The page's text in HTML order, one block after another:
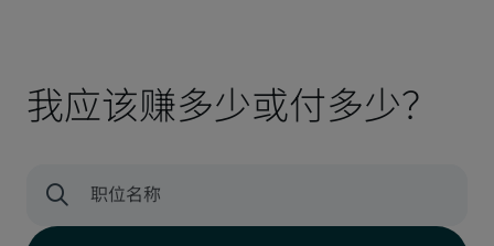
我应该赚多少或付多少？